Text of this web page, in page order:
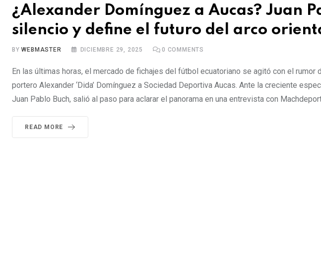
¿Alexander Domínguez a Aucas? Juan
silencio y define el futuro del arco
BYWEBMASTER DICIEMBRE 29, 2025 0 COMMENTS
En las últimas horas, el mercado de fichajes del fútbol ecuatoriano se agitó con el
portero Alexander ‘Dida’ Domínguez a Sociedad Deportiva Aucas. Ante la creciente
Juan Pablo Buch, salió al paso para aclarar el panorama en una entrevista con
READ MORE